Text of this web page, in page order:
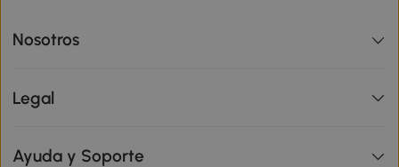
Nosotros
Legal
Ayuda y Soporte